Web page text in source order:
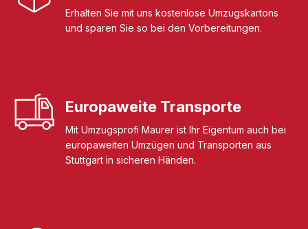
Erhalten Sie mit uns kostenlose Umzugskartons
und sparen Sie so bei den Vorbereitungen.
Europaweite Transporte
Mit Umzugsprofi Maurer ist Ihr Eigentum auch bei
europaweiten Umzügen und Transporten aus
Stuttgart in sicheren Händen.